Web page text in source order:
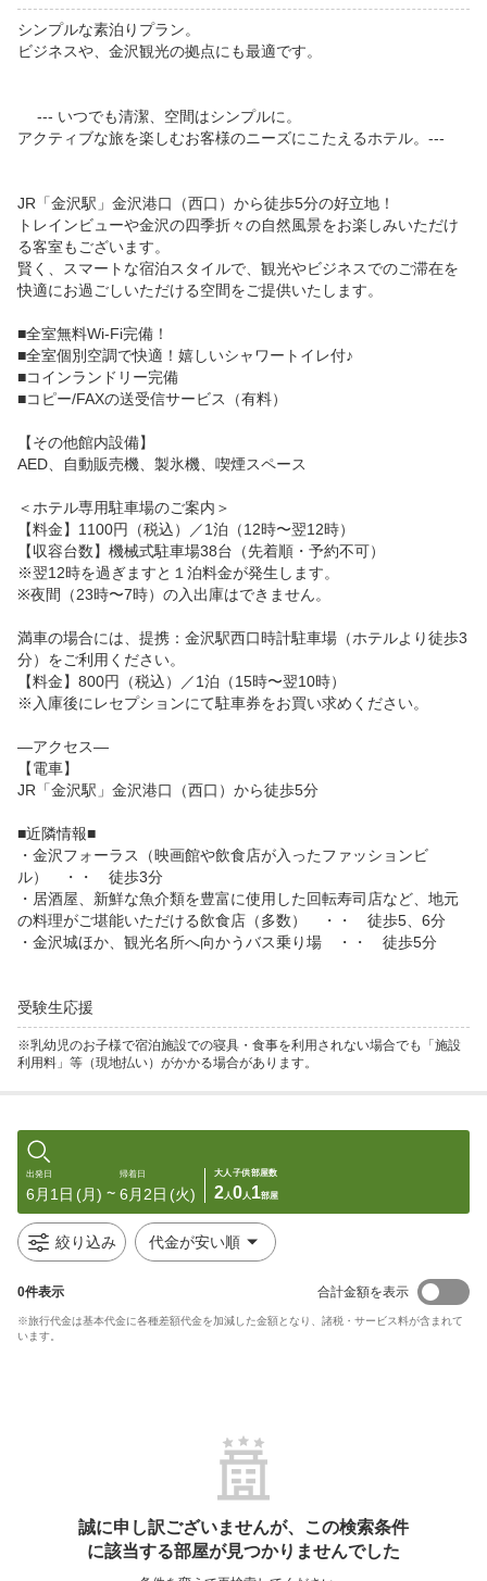
シンプルな素泊りプラン。
ビジネスや、金沢観光の拠点にも最適です。
--- いつでも清潔、空間はシンプルに。
アクティブな旅を楽しむお客様のニーズにこたえるホテル。---
JR「金沢駅」金沢港口（西口）から徒歩5分の好立地！
トレインビューや金沢の四季折々の自然風景をお楽しみいただけ
る客室もございます。
賢く、スマートな宿泊スタイルで、観光やビジネスでのご滞在を
快適にお過ごしいただける空間をご提供いたします。
■全室無料Wi-Fi完備！
■全室個別空調で快適！嬉しいシャワートイレ付♪
■コインランドリー完備
■コピー/FAXの送受信サービス（有料）
【その他館内設備】
AED、自動販売機、製氷機、喫煙スペース
＜ホテル専用駐車場のご案内＞
【料金】1100円（税込）／1泊（12時〜翌12時）
【収容台数】機械式駐車場38台（先着順・予約不可）
※翌12時を過ぎますと１泊料金が発生します。
※夜間（23時〜7時）の入出庫はできません。
満車の場合には、提携：金沢駅西口時計駐車場（ホテルより徒歩3
分）をご利用ください。
【料金】800円（税込）／1泊（15時〜翌10時）
※入庫後にレセプションにて駐車券をお買い求めください。
—アクセス—
【電車】
JR「金沢駅」金沢港口（西口）から徒歩5分
■近隣情報■
・金沢フォーラス（映画館や飲食店が入ったファッションビ
ル）　・・　徒歩3分
・居酒屋、新鮮な魚介類を豊富に使用した回転寿司店など、地元
の料理がご堪能いただける飲食店（多数）　・・　徒歩5、6分
・金沢城ほか、観光名所へ向かうバス乗り場　・・　徒歩5分
受験生応援
※乳幼児のお子様で宿泊施設での寝具・食事を利用されない場合でも「施設
利用料」等（現地払い）がかかる場合があります。
出発日
6月1日 (月) 〜
帰着日
6月2日 (火)
大人
2人
子供
0人
部屋数
1部屋
絞り込み 代金が安い順
0件表示 合計金額を表示
※旅行代金は基本代金に各種差額代金を加減した金額となり、諸税・サービス料が含まれて
います。
誠に申し訳ございませんが、この検索条件
に該当する部屋が見つかりませんでした